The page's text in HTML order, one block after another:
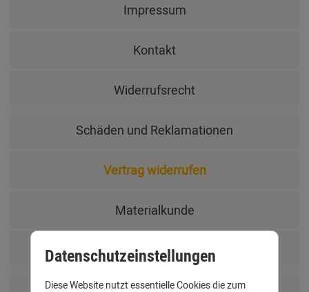
Impressum
Kontakt
Widerrufsrecht
Schäden und Reklamationen
Vertrag widerrufen
Materialkunde
Fachbegriffe
Datenschutzeinstellungen
Diese Website nutzt essentielle Cookies die zum